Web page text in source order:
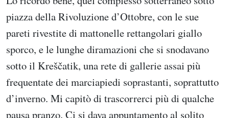
piazza della Rivoluzione d’Ottobre, con le sue
pareti rivestite di mattonelle rettangolari giallo
sporco, e le lunghe diramazioni che si snodavano
sotto il Kreščatik, una rete di gallerie assai più
frequentate dei marciapiedi soprastanti, soprattutto
d’inverno. Mi capitò di trascorrerci più di qualche
pausa pranzo. Ci si dava appuntamento al solito